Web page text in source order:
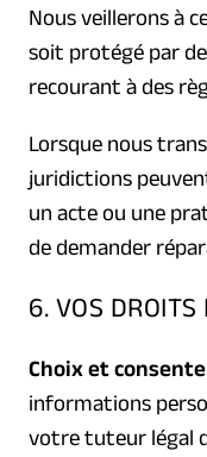
Nous veillerons à
soit protégé par
recourant à des
Lorsque nous
juridictions
un acte ou une
de demander
6. VOS DROITS
Choix et
informations
votre tuteur légal